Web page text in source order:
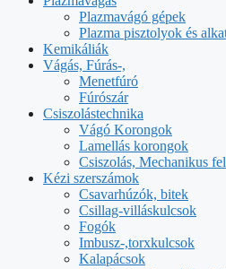
Plazmavágó gépek
Plazma pisztolyok és
Kemikáliák
Vágás, Fúrás-,
Menetfúró
Fúrószár
Csiszolástechnika
Vágó Korongok
Lamellás korongok
Csiszolás, Mechanikus
Kézi szerszámok
Csavarhúzók, bitek
Csillag-villáskulcsok
Fogók
Imbusz-,torxkulcsok
Kalapácsok